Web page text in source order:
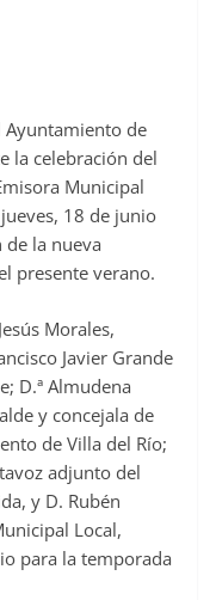
Ayuntamiento de
la celebración del
Municipal
18 de junio
la nueva
presente verano.
Morales,
Javier Grande
D.ª Almudena
y concejala de
de Villa del Río;
adjunto del
y D. Rubén
Local,
para la temporada